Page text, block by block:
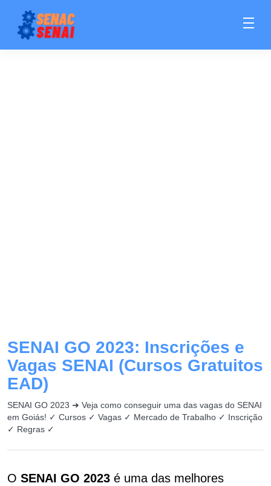
SENAI GO 2023: Inscrições e
Vagas SENAI (Cursos Gratuitos
EAD)
SENAI GO 2023 ➜ Veja como conseguir uma das vagas do SENAI
em Goiás! ✓ Cursos ✓ Vagas ✓ Mercado de Trabalho ✓ Inscrição
✓ Regras ✓
O SENAI GO 2023 é uma das melhores